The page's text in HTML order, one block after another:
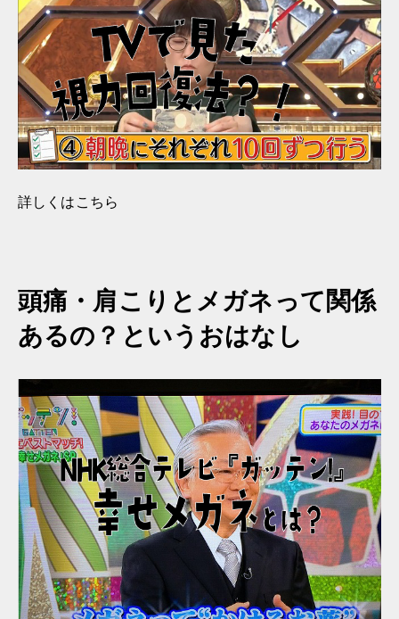
詳しくはこちら
頭痛・肩こりとメガネって関係
あるの？というおはなし